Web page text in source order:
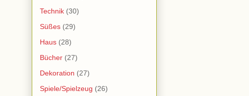
Technik (30)
Süßes (29)
Haus (28)
Bücher (27)
Dekoration (27)
Spiele/Spielzeug (26)